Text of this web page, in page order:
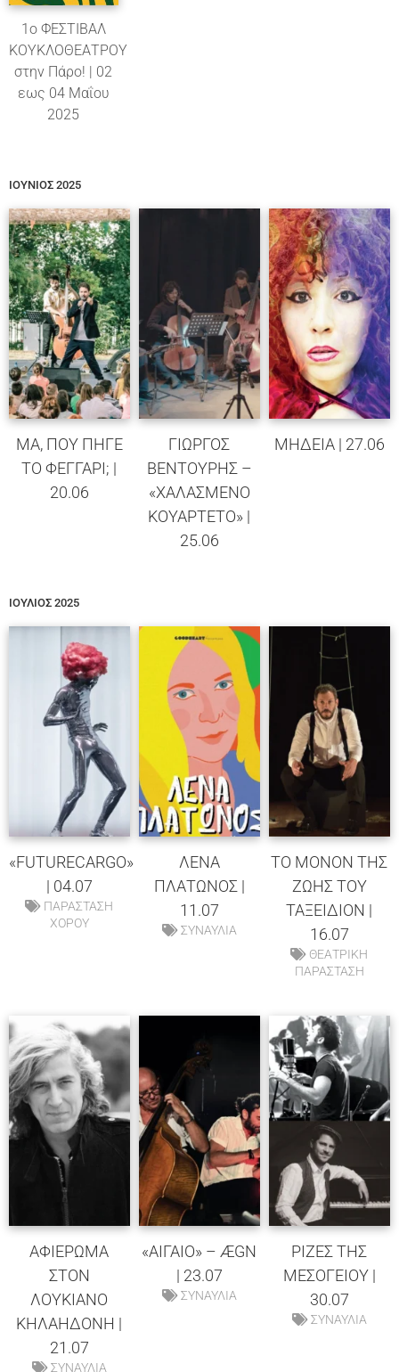
1ο ΦΕΣΤΙΒΑΛ
ΚΟΥΚΛΟΘΕΑΤΡΟΥ
στην Πάρο! | 02
εως 04 Μαΐου
2025
ΙΟΥΝΙΟΣ 2025
ΜΑ, ΠΟΥ ΠΗΓΕ
ΤΟ ΦΕΓΓΑΡΙ; |
20.06
ΓΙΩΡΓΟΣ
ΒΕΝΤΟΥΡΗΣ –
«ΧΑΛΑΣΜΕΝΟ
ΚΟΥΑΡΤΕΤΟ» |
25.06
ΜΗΔΕΙΑ | 27.06
ΙΟΥΛΙΟΣ 2025
«FUTURECARGO»
| 04.07
ΠΑΡΑΣΤΑΣΗ
ΧΟΡΟΥ
ΛΕΝΑ
ΠΛΑΤΩΝΟΣ |
11.07
ΣΥΝΑΥΛΙΑ
ΤΟ ΜΟΝΟΝ ΤΗΣ
ΖΩΗΣ ΤΟΥ
ΤΑΞΕΙΔΙΟΝ |
16.07
ΘΕΑΤΡΙΚΗ
ΠΑΡΑΣΤΑΣΗ
ΑΦΙΕΡΩΜΑ
ΣΤΟΝ
ΛΟΥΚΙΑΝΟ
ΚΗΛΑΗΔΟΝΗ |
21.07
ΣΥΝΑΥΛΙΑ
«ΑΙΓΑΙΟ» – ÆGN
| 23.07
ΣΥΝΑΥΛΙΑ
ΡΙΖΕΣ ΤΗΣ
ΜΕΣΟΓΕΙΟΥ |
30.07
ΣΥΝΑΥΛΙΑ